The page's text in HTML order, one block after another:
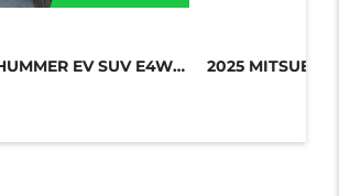
2026 GMC HUMMER EV SUV E4WD 4DR 2X...